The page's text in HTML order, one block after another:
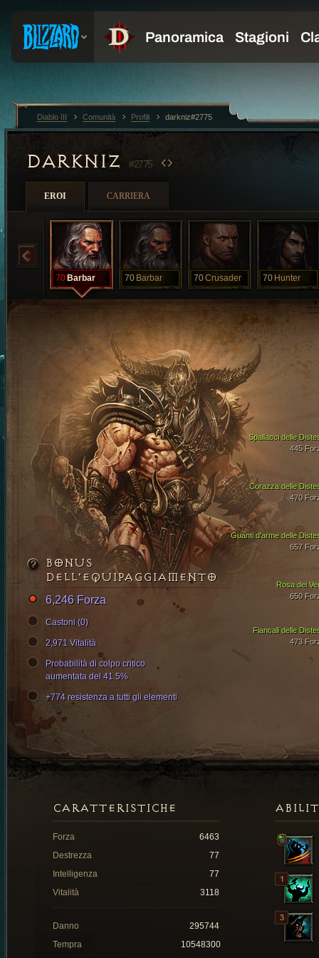
DARKNIZ #2775
EROI CARRIERA
70 Barbar 70 Barbar 70Crusader 70 Hunter
Corazza delle
470
Guanti d'arme delle
657
Spallacci delle
445
Fiancali delle
473
Rosa dei
650
BONUS
DELL’EQUIPAGGIAMENTO
6,246 Forza
Castoni (0)
2,971 Vitalità
Probabilità di colpo critico
aumentata del 41.5%
+774 resistenza a tutti gli elementi
CARATTERISTICHE
Forza
6463
Destrezza
77
Intelligenza
77
Vitalità
3118
Danno
295744
Tempra
10548300
Diablo III Comunità Profili darkniz#2775